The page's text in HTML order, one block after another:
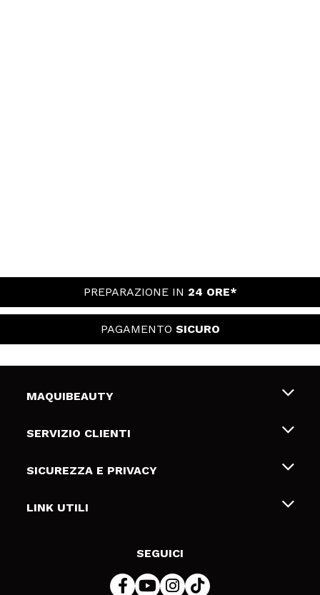
PREPARAZIONE IN 24 ORE*
PAGAMENTO SICURO
MAQUIBEAUTY
Chi siamo
Gift Cards
SERVIZIO CLIENTI
Spedizioni & Resi
Metodi di pagamamento
SICUREZZA E PRIVACY
Termini e condizioni
LINK UTILI
SEGUICI